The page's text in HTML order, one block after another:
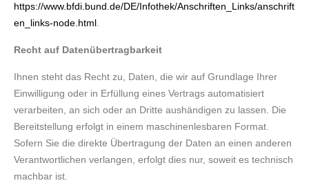
https://www.bfdi.bund.de/DE/Infothek/Anschriften_Links/anschrift
en_links-node.html
Recht auf Datenübertragbarkeit
Ihnen steht das Recht zu, Daten, die wir auf Grundlage Ihrer
Einwilligung oder in Erfüllung eines Vertrags automatisiert
verarbeiten, an sich oder an Dritte aushändigen zu lassen. Die
Bereitstellung erfolgt in einem maschinenlesbaren Format.
Sofern Sie die direkte Übertragung der Daten an einen anderen
Verantwortlichen verlangen, erfolgt dies nur, soweit es technisch
machbar ist.